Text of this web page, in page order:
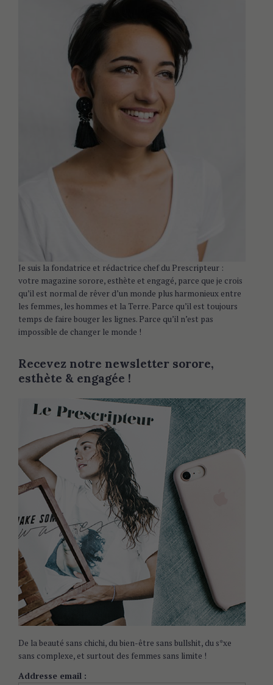
Je suis la fondatrice et rédactrice chef du Prescripteur :
votre magazine sorore, esthète et engagé, parce que je crois
qu’il est normal de rêver d’un monde plus harmonieux entre
les femmes, les hommes et la Terre. Parce qu’il est toujours
temps de faire bouger les lignes. Parce qu’il n’est pas
impossible de changer le monde !
Recevez notre newsletter sorore,
esthète & engagée !
De la beauté sans chichi, du bien-être sans bullshit, du s*xe
sans complexe, et surtout des femmes sans limite !
Addresse email :